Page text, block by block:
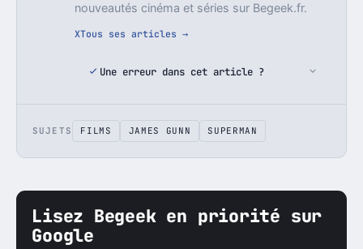
nouveautés cinéma et séries sur Begeek.fr.
XTous ses articles →
Une erreur dans cet article ?
SUJETS FILMS JAMES GUNN SUPERMAN
Lisez Begeek en priorité sur
Google